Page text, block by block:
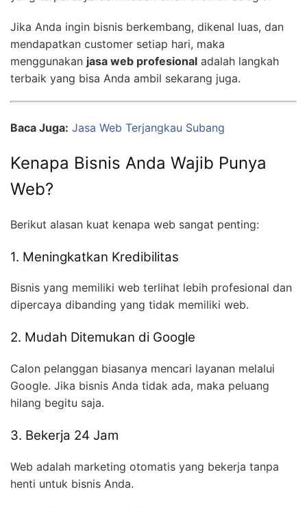
Jika Anda ingin bisnis berkembang, dikenal luas, dan
mendapatkan customer setiap hari, maka
menggunakan jasa web profesional adalah langkah
terbaik yang bisa Anda ambil sekarang juga.
Baca Juga: Jasa Web Terjangkau Subang
Kenapa Bisnis Anda Wajib Punya
Web?
Berikut alasan kuat kenapa web sangat penting:
1. Meningkatkan Kredibilitas
Bisnis yang memiliki web terlihat lebih profesional dan
dipercaya dibanding yang tidak memiliki web.
2. Mudah Ditemukan di Google
Calon pelanggan biasanya mencari layanan melalui
Google. Jika bisnis Anda tidak ada, maka peluang
hilang begitu saja.
3. Bekerja 24 Jam
Web adalah marketing otomatis yang bekerja tanpa
henti untuk bisnis Anda.